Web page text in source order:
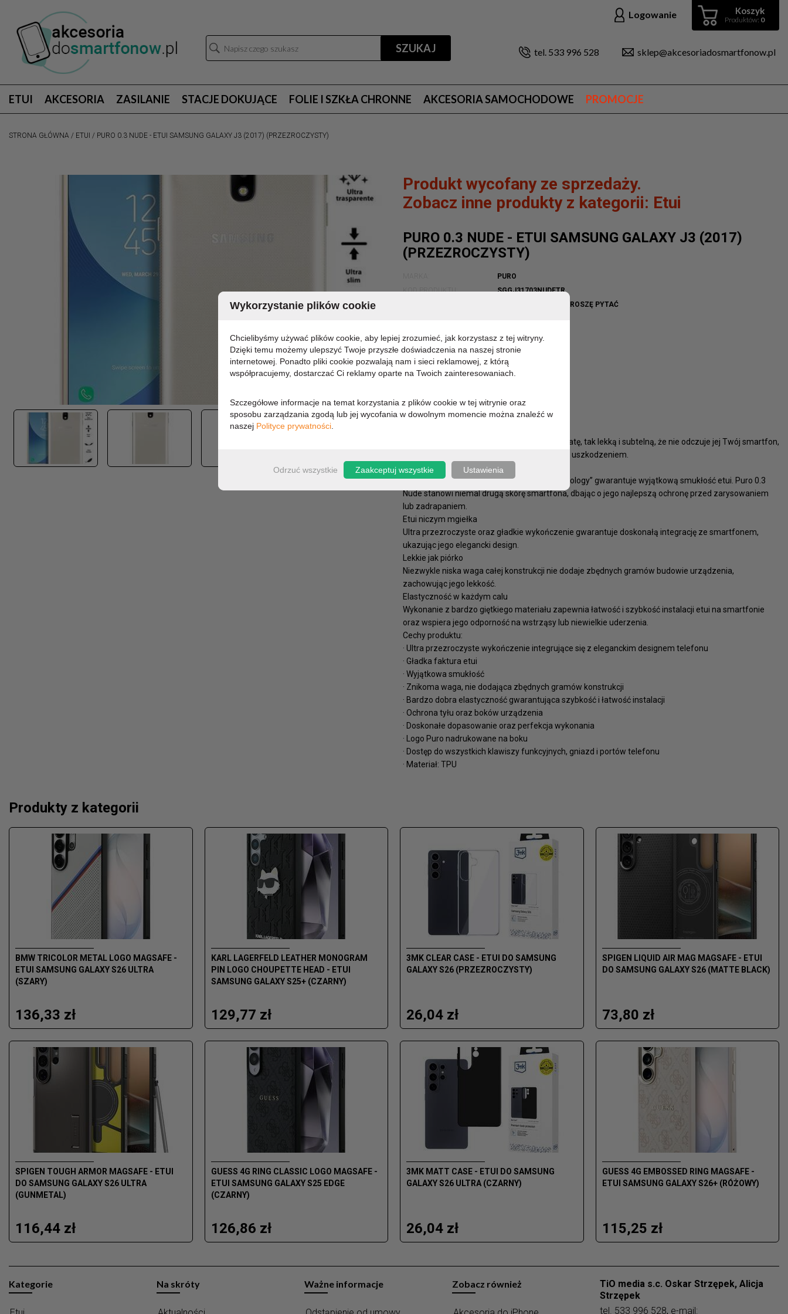
SZUKAJ
Koszyk
Produktów: 0
Logowanie
tel. 533 996 528 sklep@akcesoriadosmartfonow.pl
ETUI AKCESORIA ZASILANIE STACJE DOKUJĄCE FOLIE I SZKŁA CHRONNE AKCESORIA SAMOCHODOWE PROMOCJE
STRONA GŁÓWNA / ETUI / PURO 0.3 NUDE - ETUI SAMSUNG GALAXY J3 (2017) (PRZEZROCZYSTY)
Produkt wycofany ze sprzedaży.
Zobacz inne produkty z kategorii: Etui
PURO 0.3 NUDE - ETUI SAMSUNG GALAXY J3 (2017)
(PRZEZROCZYSTY)
PURO
KOD PRODUKTU:
SGGJ31703NUDETR
CHWILOWO BRAK - PROSZĘ PYTAĆ
8,92 zł
7,25 zł (cena netto)
OPIS PARAMETRY
Ubierz swój telefon w niemal niewidoczną szatę, tak lekką i subtelną, że nie odczuje jej Twój smartfon,
zapewniając mu jednocześnie ochronę przed uszkodzeniem.
Pełnia perfekcji
Unikalne rozwiązanie w postaci „Ghost Technology” gwarantuje wyjątkową smukłość etui. Puro 0.3
Nude stanowi niemal drugą skórę smartfona, dbając o jego najlepszą ochronę przed zarysowaniem
lub zadrapaniem.
Etui niczym mgiełka
Ultra przezroczyste oraz gładkie wykończenie gwarantuje doskonałą integrację ze smartfonem,
ukazując jego elegancki design.
Lekkie jak piórko
Niezwykle niska waga całej konstrukcji nie dodaje zbędnych gramów budowie urządzenia,
zachowując jego lekkość.
Elastyczność w każdym calu
Wykonanie z bardzo giętkiego materiału zapewnia łatwość i szybkość instalacji etui na smartfonie
oraz wspiera jego odporność na wstrząsy lub niewielkie uderzenia.
Cechy produktu:
· Ultra przezroczyste wykończenie integrujące się z eleganckim designem telefonu
· Gładka faktura etui
· Wyjątkowa smukłość
· Znikoma waga, nie dodająca zbędnych gramów konstrukcji
· Bardzo dobra elastyczność gwarantująca szybkość i łatwość instalacji
· Ochrona tyłu oraz boków urządzenia
· Doskonałe dopasowanie oraz perfekcja wykonania
· Logo Puro nadrukowane na boku
· Dostęp do wszystkich klawiszy funkcyjnych, gniazd i portów telefonu
· Materiał: TPU
Produkty z kategorii
BMW TRICOLOR METAL LOGO MAGSAFE -
ETUI SAMSUNG GALAXY S26 ULTRA
(SZARY)
136,33 zł
KARL LAGERFELD LEATHER MONOGRAM
PIN LOGO CHOUPETTE HEAD - ETUI
SAMSUNG GALAXY S25+ (CZARNY)
129,77 zł
3MK CLEAR CASE - ETUI DO SAMSUNG
GALAXY S26 (PRZEZROCZYSTY)
26,04 zł
SPIGEN LIQUID AIR MAG MAGSAFE - ETUI
DO SAMSUNG GALAXY S26 (MATTE BLACK)
73,80 zł
SPIGEN TOUGH ARMOR MAGSAFE - ETUI
DO SAMSUNG GALAXY S26 ULTRA
(GUNMETAL)
116,44 zł
GUESS 4G RING CLASSIC LOGO MAGSAFE -
ETUI SAMSUNG GALAXY S25 EDGE
(CZARNY)
126,86 zł
3MK MATT CASE - ETUI DO SAMSUNG
GALAXY S26 ULTRA (CZARNY)
26,04 zł
GUESS 4G EMBOSSED RING MAGSAFE -
ETUI SAMSUNG GALAXY S26+ (RÓŻOWY)
115,25 zł
Kategorie Na skróty Ważne informacje Zobacz również
TiO media s.c. Oskar Strzępek, Alicja
Strzępek
tel. 533 996 528, e-mail:
Wykorzystanie plików cookie
Chcielibyśmy używać plików cookie, aby lepiej zrozumieć, jak korzystasz z tej witryny.
Dzięki temu możemy ulepszyć Twoje przyszłe doświadczenia na naszej stronie
internetowej. Ponadto pliki cookie pozwalają nam i sieci reklamowej, z którą
współpracujemy, dostarczać Ci reklamy oparte na Twoich zainteresowaniach.
Szczegółowe informacje na temat korzystania z plików cookie w tej witrynie oraz
sposobu zarządzania zgodą lub jej wycofania w dowolnym momencie można znaleźć w
naszej Polityce prywatności
Odrzuć wszystkie Zaakceptuj wszystkie Ustawienia